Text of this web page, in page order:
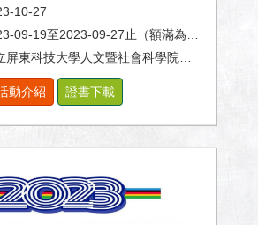
10-27
09-19至2023-09-27止（額滿為止）
學人文暨社會科學院、體育室及休閒運動健康系。
動介紹 證書下載